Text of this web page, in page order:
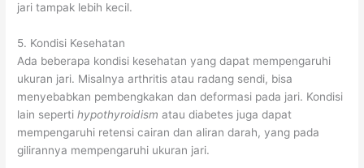
jari tampak lebih kecil.
5. Kondisi Kesehatan
Ada beberapa kondisi kesehatan yang dapat mempengaruhi
ukuran jari. Misalnya arthritis atau radang sendi, bisa
menyebabkan pembengkakan dan deformasi pada jari. Kondisi
lain sepertihypothyroidism atau diabetes juga dapat
mempengaruhi retensi cairan dan aliran darah, yang pada
gilirannya mempengaruhi ukuran jari.